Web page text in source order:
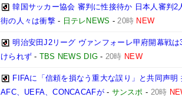
韓国サッカー協会 審判に性接待か 日本人審判
街の人々は衝撃- 日テレNEWS -20時 NEW
明治安田J2リーグ ヴァンフォーレ甲府開幕戦
けられず - TBS NEWS DIG - 20時 NEW
FIFAに「信頼を損なう重大な誤り」と共同声
AFC、UEFA、CONCACAFが- サンスポ - 20時